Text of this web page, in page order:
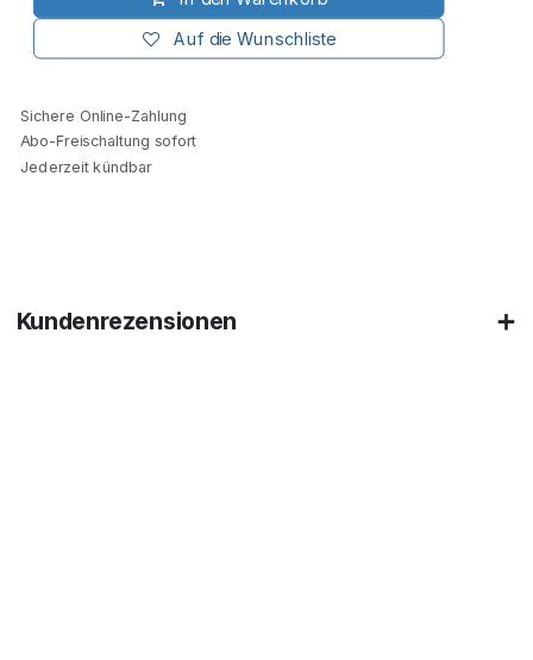
Auf die Wunschliste
Sichere Online-Zahlung
Abo-Freischaltung sofort
Jederzeit kündbar
Kundenrezensionen